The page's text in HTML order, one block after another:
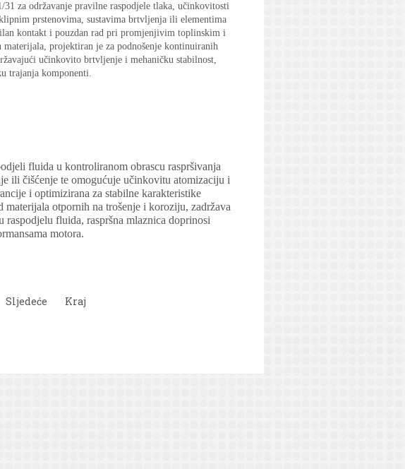
za održavanje pravilne raspodjele tlaka, učinkovitosti
prstenovima, sustavima brtvljenja ili elementima
kontakt i pouzdan rad pri promjenjivim toplinskim i
projektiran je za podnošenje kontinuiranih
učinkovito brtvljenje i mehaničku stabilnost,
trajanja komponenti.
fluida u kontroliranom obrascu raspršivanja
ili čišćenje te omogućuje učinkovitu atomizaciju i
i optimizirana za stabilne karakteristike
otpornih na trošenje i koroziju, zadržava
fluida, raspršna mlaznica doprinosi
motora.
Sljedeće Kraj